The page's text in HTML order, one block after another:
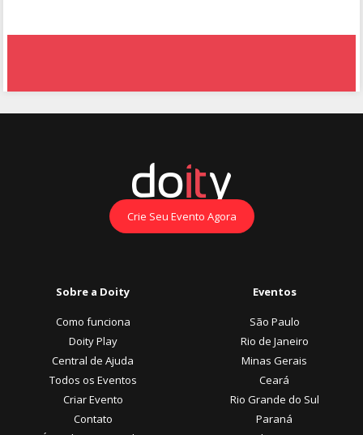
Crie Seu Evento Agora
Sobre a Doity
Como funciona
Doity Play
Central de Ajuda
Todos os Eventos
Criar Evento
Contato
Eventos
São Paulo
Rio de Janeiro
Minas Gerais
Ceará
Rio Grande do Sul
Paraná